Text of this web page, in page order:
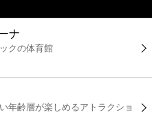
ナ
クの体育館
年齢層が楽しめるアトラクショ